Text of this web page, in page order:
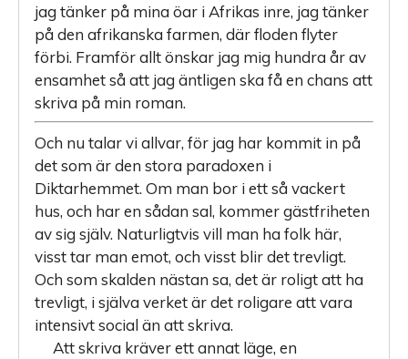
jag tänker på mina öar i Afrikas inre, jag tänker
på den afrikanska farmen, där floden flyter
förbi. Framför allt önskar jag mig hundra år av
ensamhet så att jag äntligen ska få en chans att
skriva på min roman.
Och nu talar vi allvar, för jag har kommit in på
det som är den stora paradoxen i
Diktarhemmet. Om man bor i ett så vackert
hus, och har en sådan sal, kommer gästfriheten
av sig själv. Naturligtvis vill man ha folk här,
visst tar man emot, och visst blir det trevligt.
Och som skalden nästan sa, det är roligt att ha
trevligt, i själva verket är det roligare att vara
intensivt social än att skriva.
Att skriva kräver ett annat läge, en